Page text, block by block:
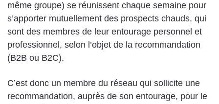
même groupe) se réunissent chaque semaine pour
s’apporter mutuellement des prospects chauds, qui
sont des membres de leur entourage personnel et
professionnel, selon l’objet de la recommandation
(B2B ou B2C).
C’est donc un membre du réseau qui sollicite une
recommandation, auprès de son entourage, pour le